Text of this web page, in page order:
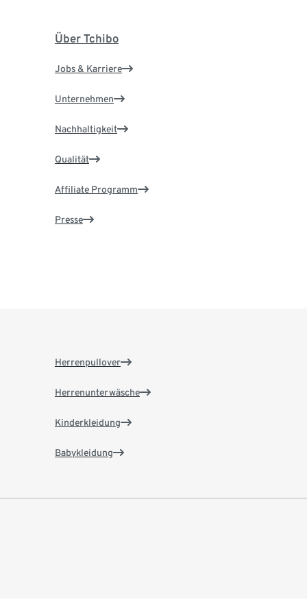
Über Tchibo
Jobs & Karriere
Unternehmen
Nachhaltigkeit
Qualität
Affiliate Programm
Presse
Herrenpullover
Herrenunterwäsche
Kinderkleidung
Babykleidung